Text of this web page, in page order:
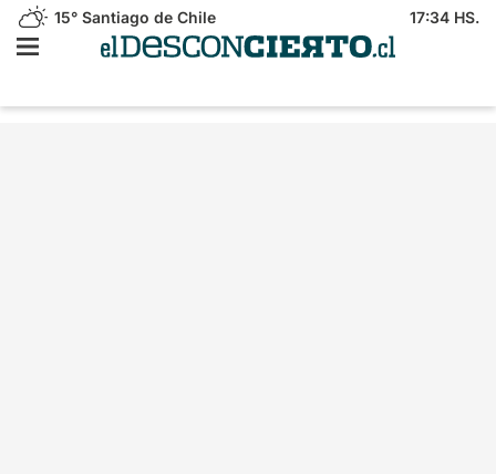
15° Santiago de Chile 17:34 HS.